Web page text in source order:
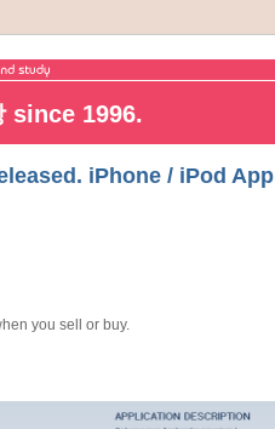
since 1996.
iPhone / iPod App
you sell or buy.